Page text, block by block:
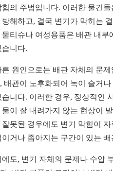
힘의 주범입니다. 이러한 물건
방해하고, 결국 변기가 막히는
물티슈나 여성용품은 배관 내
습니다.
른 원인으로는 배관 자체의 문
배관이 노후화되어 녹이 슬거
습니다. 이러한 경우, 정상적인
물이 잘 내려가지 않는 현상이
잘못된 경우에도 변기 막힘이
이거나 좁아지는 구간이 있는
에도, 변기 자체의 문제나 수압